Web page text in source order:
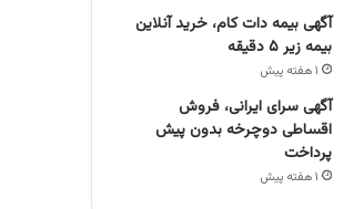
آگهی بیمه دات کام، خرید آنلاین
بیمه زیر ۵ دقیقه
۱ هفته پیش
آگهی سرای ایرانی، فروش
اقساطی دوچرخه بدون پیش
پرداخت
۱ هفته پیش